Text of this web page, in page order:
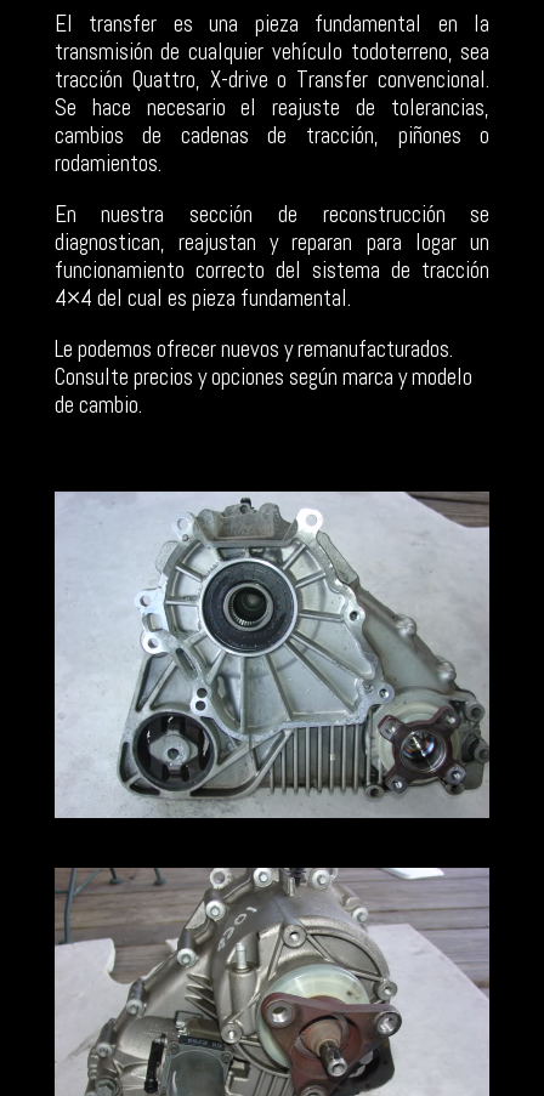
El transfer es una pieza fundamental en la
transmisión de cualquier vehículo todoterreno, sea
tracción Quattro, X-drive o Transfer convencional.
Se hace necesario el reajuste de tolerancias,
cambios de cadenas de tracción, piñones o
rodamientos.
En nuestra sección de reconstrucción se
diagnostican, reajustan y reparan para logar un
funcionamiento correcto del sistema de tracción
4×4 del cual es pieza fundamental.
Le podemos ofrecer nuevos y remanufacturados.
Consulte precios y opciones según marca y modelo
de cambio.